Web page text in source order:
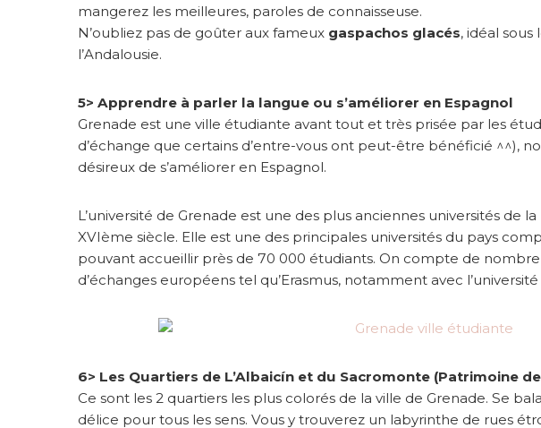
mangerez les meilleures, paroles de connaisseuse.
N’oubliez pas de goûter aux fameux gaspachos glacés, idéal
l’Andalousie.
5> Apprendre à parler la langue ou s’améliorer en Espagnol
Grenade est une ville étudiante avant tout et très prisée par les
d’échange que certains d’entre-vous ont peut-être bénéficié ^^),
désireux de s’améliorer en Espagnol.
L’université de Grenade est une des plus anciennes universités de
XVIème siècle. Elle est une des principales universités du pays
pouvant accueillir près de 70 000 étudiants. On compte de
d’échanges européens tel qu’Erasmus, notamment avec
6> Les Quartiers de L’Albaicín et du Sacromonte (Patrimoine
Ce sont les 2 quartiers les plus colorés de la ville de Grenade. Se
délice pour tous les sens. Vous y trouverez un labyrinthe de rues